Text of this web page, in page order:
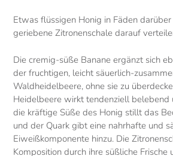
Etwas flüssigen Honig in Fäden
geriebene Zitronenschale darauf
Die cremig-süße Banane ergänzt sich
der fruchtigen, leicht säuerlich-
Waldheidelbeere, ohne sie zu
Heidelbeere wirkt tendenziell belebend
die kräftige Süße des Honig stillt das
und der Quark gibt eine nahrhafte und
Eiweißkomponente hinzu. Die
Komposition durch ihre süßliche Frische